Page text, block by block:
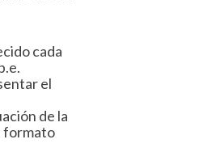
cada
el
de la
formato